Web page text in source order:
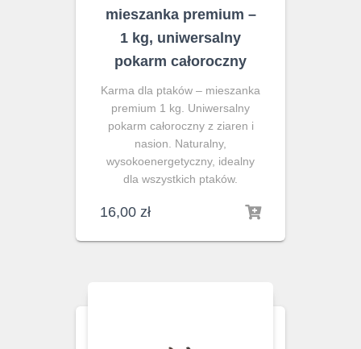
mieszanka premium –
1 kg, uniwersalny
pokarm całoroczny
Karma dla ptaków – mieszanka
premium 1 kg. Uniwersalny
pokarm całoroczny z ziaren i
nasion. Naturalny,
wysokoenergetyczny, idealny
dla wszystkich ptaków.
16,00 zł